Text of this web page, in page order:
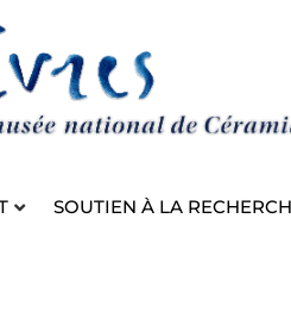
SOUTIEN À LA